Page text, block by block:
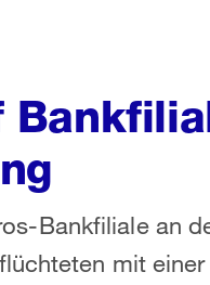
Bankfiliale an
mit